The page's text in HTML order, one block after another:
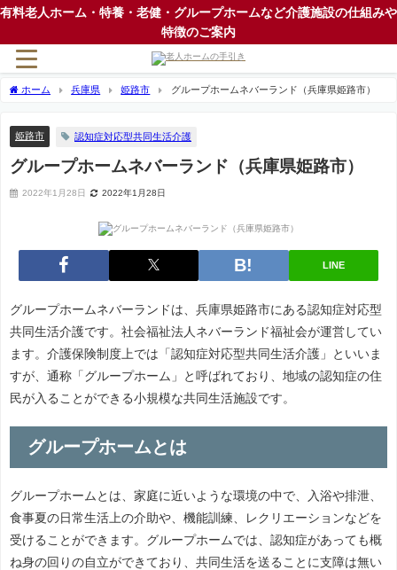
有料老人ホーム・特養・老健・グループホームなど介護施設の仕組みや
特徴のご案内
ホーム 兵庫県 姫路市 グループホームネバーランド（兵庫県姫路市）
姫路市 認知症対応型共同生活介護
グループホームネバーランド（兵庫県姫路市）
2022年1月28日 2022年1月28日
LINE
グループホームネバーランドは、兵庫県姫路市にある認知症対応型
共同生活介護です。社会福祉法人ネバーランド福祉会が運営してい
ます。介護保険制度上では「認知症対応型共同生活介護」といいま
すが、通称「グループホーム」と呼ばれており、地域の認知症の住
民が入ることができる小規模な共同生活施設です。
グループホームとは
グループホームとは、家庭に近いような環境の中で、入浴や排泄、
食事夏の日常生活上の介助や、機能訓練、レクリエーションなどを
受けることができます。グループホームでは、認知症があっても概
ね身の回りの自立ができており、共同生活を送ることに支障は無い